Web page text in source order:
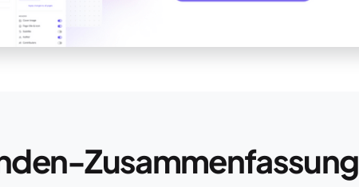
Zusammenfassung